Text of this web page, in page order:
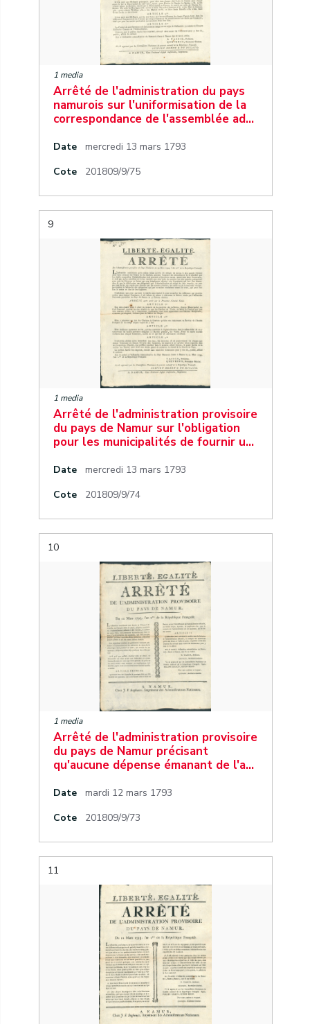
1 media
Arrêté de l'administration du pays
namurois sur l'uniformisation de la
correspondance de l'assemblée ad…
Date
mercredi 13 mars 1793
Cote
201809/9/75
9
1 media
Arrêté de l'administration provisoire
du pays de Namur sur l'obligation
pour les municipalités de fournir u…
Date
mercredi 13 mars 1793
Cote
201809/9/74
10
1 media
Arrêté de l'administration provisoire
du pays de Namur précisant
qu'aucune dépense émanant de l'a…
Date
mardi 12 mars 1793
Cote
201809/9/73
11